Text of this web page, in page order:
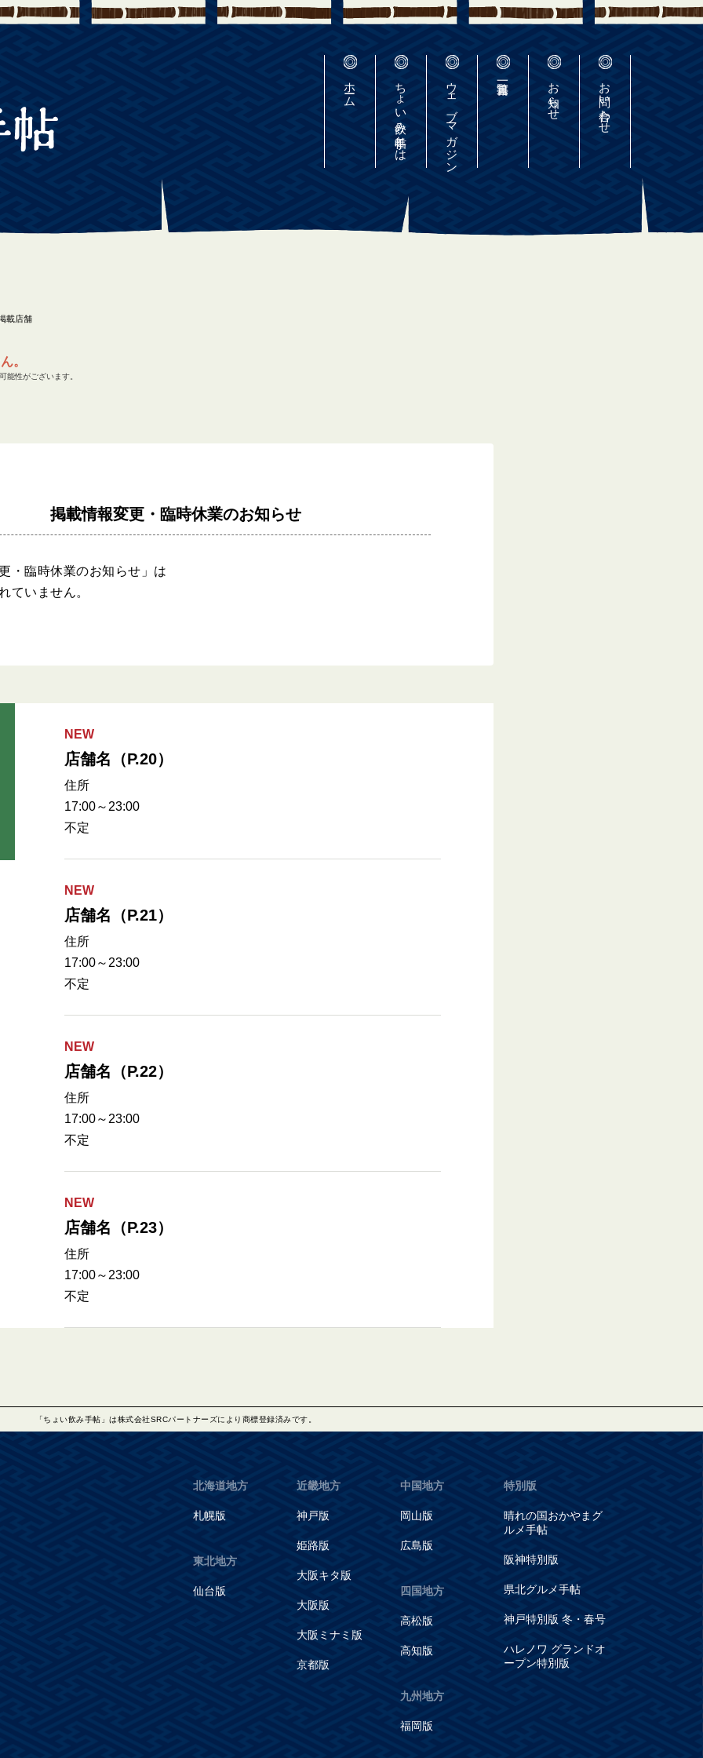
お問い合わせ
お知らせ
ウェブマガジン
ちょい飲み手帖とは
ホーム
載店舗
。
能性がございます。
掲載情報変更・臨時休業のお知らせ
・臨時休業のお知らせ」は
ていません。
NEW
店舗名（P.20）
住所
17:00～23:00
不定
NEW
店舗名（P.21）
住所
17:00～23:00
不定
NEW
店舗名（P.22）
住所
17:00～23:00
不定
NEW
店舗名（P.23）
住所
17:00～23:00
不定
「ちょい飲み手帖」は株式会社SRCパートナーズにより商標登録済みです。
北海道地方
札幌版
東北地方
仙台版
近畿地方
神戸版
姫路版
大阪キタ版
大阪版
大阪ミナミ版
京都版
中国地方
岡山版
広島版
四国地方
高松版
高知版
九州地方
福岡版
特別版
晴れの国おかやまグ
ルメ手帖
阪神特別版
県北グルメ手帖
神戸特別版 冬・春号
ハレノワ グランドオ
ープン特別版